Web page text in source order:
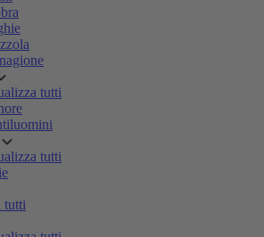
tutti
tutti
tutti